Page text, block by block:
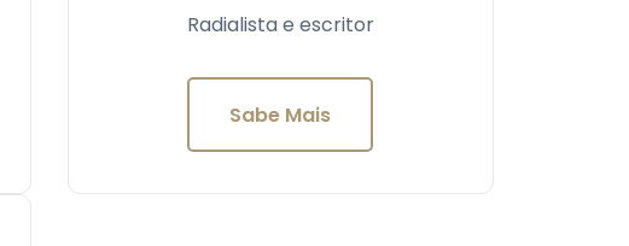
Radialista e escritor
Sabe Mais